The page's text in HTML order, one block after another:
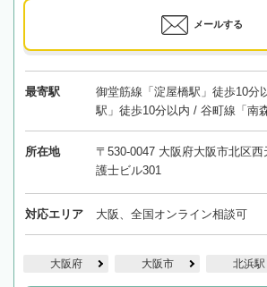
メールする
最寄駅
御堂筋線「淀屋橋駅」徒歩10分
駅」徒歩10分以内 / 谷町線「南
所在地
〒530-0047 大阪府大阪市北区
護士ビル301
対応エリア 大阪、全国オンライン相談可
大阪府 大阪市 北浜駅